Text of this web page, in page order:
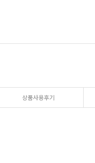
상품사용후기